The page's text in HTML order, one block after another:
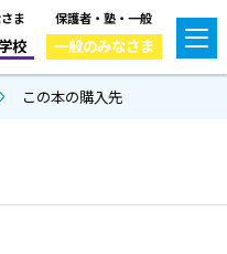
ま
校
保護者・塾・一般
一般のみなさま
この本の購入先